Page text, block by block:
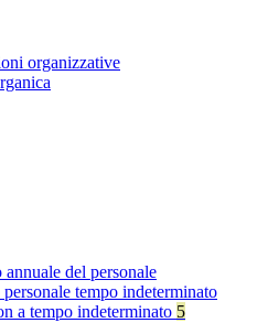
organizzative
annuale del personale
personale tempo indeterminato
a tempo indeterminato 5